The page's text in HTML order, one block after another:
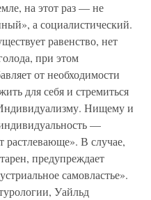
на этот раз — не
а социалистический.
равенство, нет
при этом
от необходимости
для себя и стремиться
Нищему и
—
растлевающе». В случае,
предупреждает
самовластье».
Уайльд